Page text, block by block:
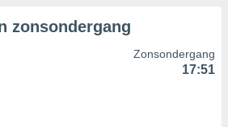
zonsondergang
Zonsondergang
17:51